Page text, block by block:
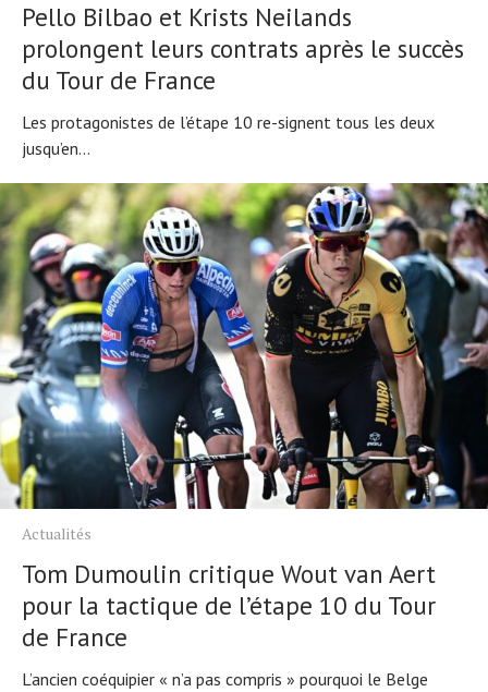
Pello Bilbao et Krists Neilands
prolongent leurs contrats après le succès
du Tour de France
Les protagonistes de l’étape 10 re-signent tous les deux
jusqu’en...
Actualités
Tom Dumoulin critique Wout van Aert
pour la tactique de l’étape 10 du Tour
de France
L’ancien coéquipier « n’a pas compris » pourquoi le Belge